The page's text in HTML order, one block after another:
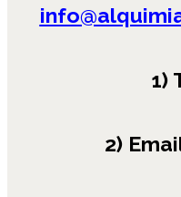
1)
2)